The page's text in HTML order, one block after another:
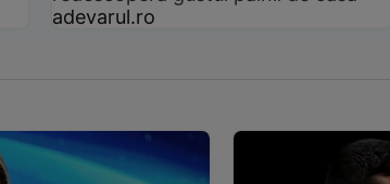
adevarul.ro